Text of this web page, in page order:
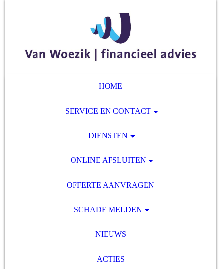
HOME
SERVICE EN CONTACT
DIENSTEN
ONLINE AFSLUITEN
OFFERTE AANVRAGEN
SCHADE MELDEN
NIEUWS
ACTIES